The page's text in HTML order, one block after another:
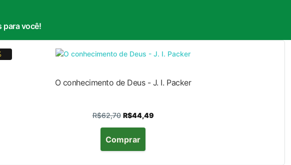
para você!
O conhecimento de Deus - J. I. Packer
R$62,70 R$44,49
Comprar